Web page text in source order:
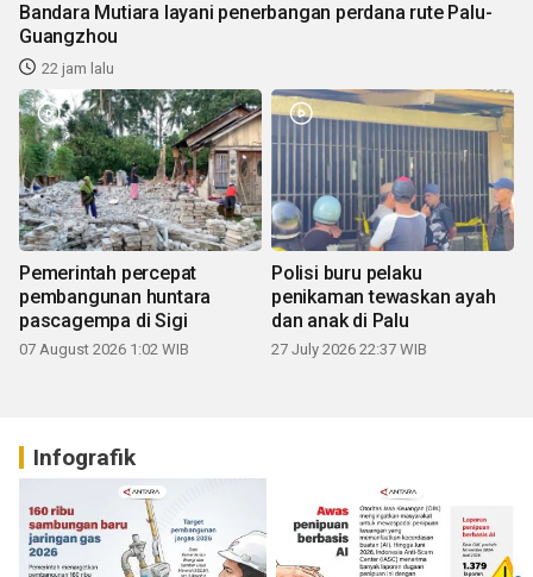
Bandara Mutiara layani penerbangan perdana rute Palu-
Guangzhou
22 jam lalu
Pemerintah percepat
pembangunan huntara
pascagempa di Sigi
07 August 2026 1:02 WIB
Polisi buru pelaku
penikaman tewaskan ayah
dan anak di Palu
27 July 2026 22:37 WIB
Infografik